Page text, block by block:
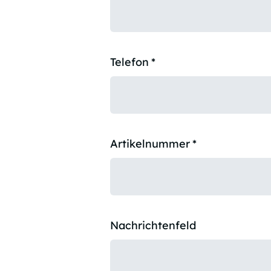
Telefon *
Artikelnummer*
Nachrichtenfeld